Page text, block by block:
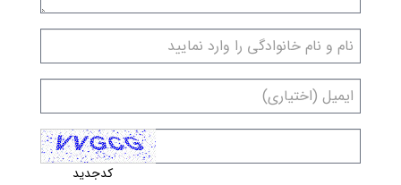
کدجدید